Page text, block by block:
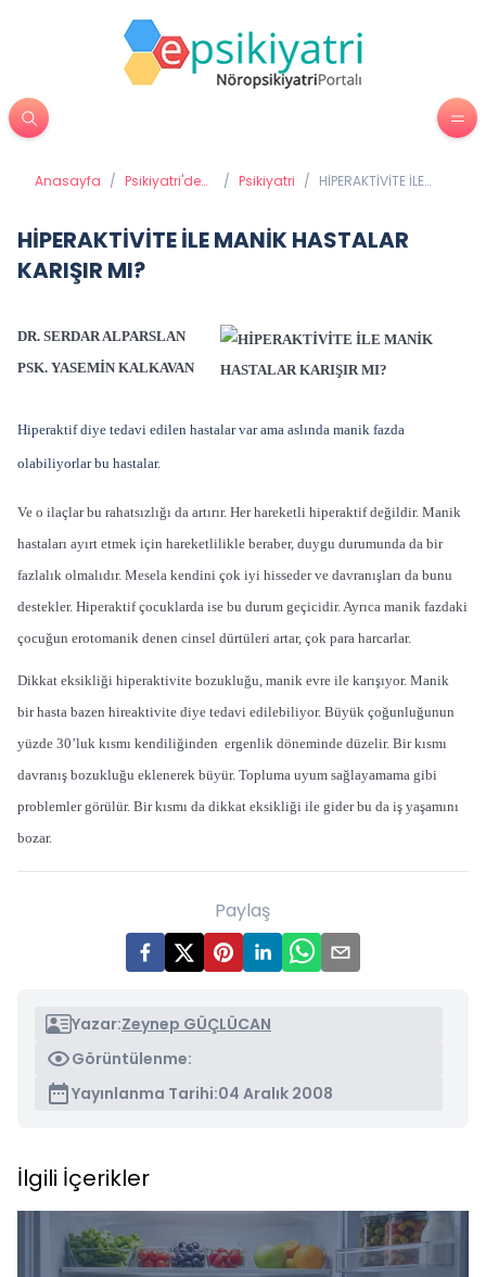
Anasayfa / Psikiyatri'de
/ Psikiyatri / HİPERAKTİVİTE İLE
HİPERAKTİVİTE İLE MANİK HASTALAR
KARIŞIR MI?
DR. SERDAR ALPARSLAN
PSK. YASEMİN KALKAVAN
Hiperaktif diye tedavi edilen hastalar var ama aslında manik fazda
olabiliyorlar bu hastalar.
Ve o ilaçlar bu rahatsızlığı da artırır. Her hareketli hiperaktif değildir. Manik
hastaları ayırt etmek için hareketlilikle beraber, duygu durumunda da bir
fazlalık olmalıdır. Mesela kendini çok iyi hisseder ve davranışları da bunu
destekler. Hiperaktif çocuklarda ise bu durum geçicidir. Ayrıca manik fazdaki
çocuğun erotomanik denen cinsel dürtüleri artar, çok para harcarlar.
Dikkat eksikliği hiperaktivite bozukluğu, manik evre ile karışıyor. Manik
bir hasta bazen hireaktivite diye tedavi edilebiliyor. Büyük çoğunluğunun
yüzde 30’luk kısmı kendiliğinden ergenlik döneminde düzelir. Bir kısmı
davranış bozukluğu eklenerek büyür. Topluma uyum sağlayamama gibi
problemler görülür. Bir kısmı da dikkat eksikliği ile gider bu da iş yaşamını
bozar.
Paylaş
Yazar:Zeynep GÜÇLÜCAN
Görüntülenme:
Yayınlanma Tarihi:04 Aralık 2008
İlgili İçerikler